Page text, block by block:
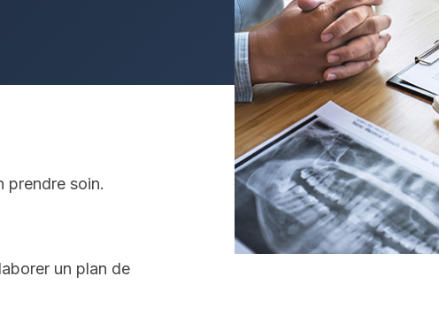
prendre soin.
un plan de